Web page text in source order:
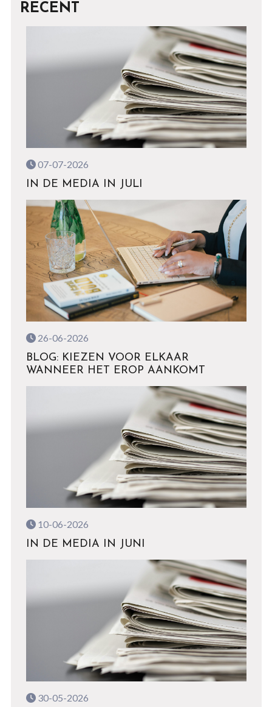
RECENT
07-07-2026
IN DE MEDIA IN JULI
26-06-2026
BLOG: KIEZEN VOOR ELKAAR
WANNEER HET EROP AANKOMT
10-06-2026
IN DE MEDIA IN JUNI
30-05-2026